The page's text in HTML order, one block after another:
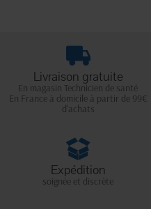
Livraison gratuite
En magasin Technicien de santé
En France à domicile à partir de 99€
d'achats
Expédition
soignée et discrète